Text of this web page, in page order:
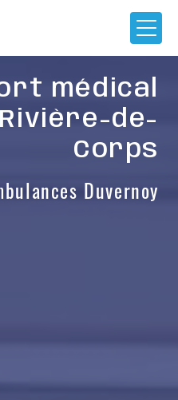
médical
de-
Corps
Duvernoy